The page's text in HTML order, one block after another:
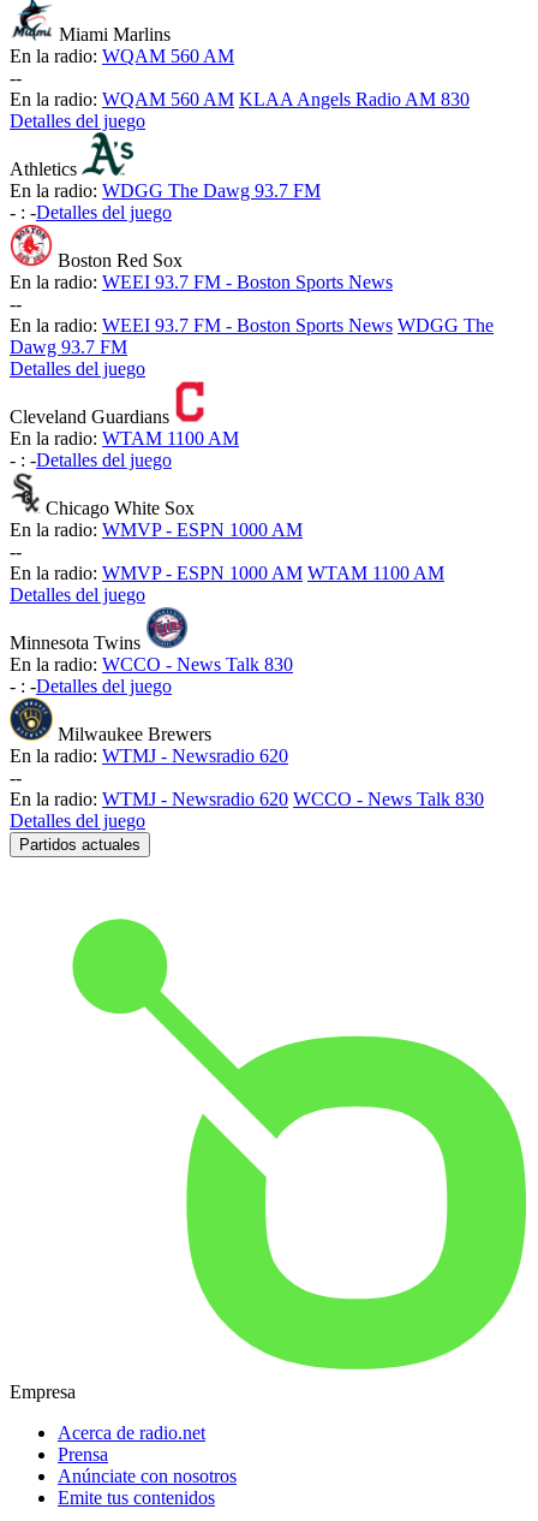
Miami Marlins
En la radio: WQAM 560 AM
--
En la radio: WQAM 560 AM KLAA Angels Radio AM 830
Detalles del juego
Athletics
En la radio: WDGG The Dawg 93.7 FM
- : -Detalles del juego
Boston Red Sox
En la radio: WEEI 93.7 FM - Boston Sports News
--
En la radio: WEEI 93.7 FM - Boston Sports News WDGG The
Dawg 93.7 FM
Detalles del juego
Cleveland Guardians
En la radio: WTAM 1100 AM
- : -Detalles del juego
Chicago White Sox
En la radio: WMVP - ESPN 1000 AM
--
En la radio: WMVP - ESPN 1000 AM WTAM 1100 AM
Detalles del juego
Minnesota Twins
En la radio: WCCO - News Talk 830
- : -Detalles del juego
Milwaukee Brewers
En la radio: WTMJ - Newsradio 620
--
En la radio: WTMJ - Newsradio 620 WCCO - News Talk 830
Detalles del juego
Partidos actuales
Empresa
Acerca de radio.net
Prensa
Anúnciate con nosotros
Emite tus contenidos